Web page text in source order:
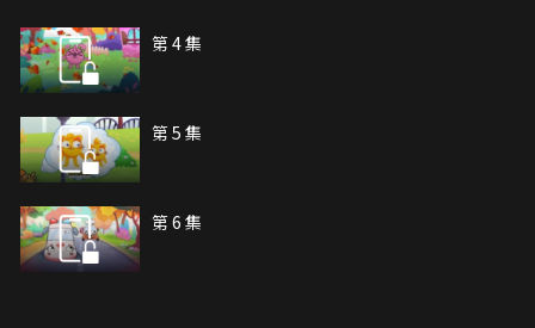
第 4 集
第 5 集
第 6 集